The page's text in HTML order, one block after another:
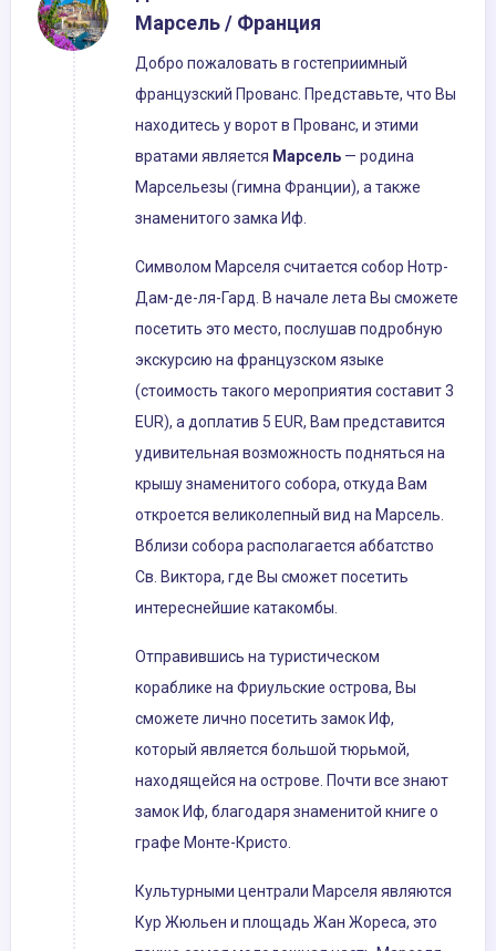
Марсель / Франция
Добро пожаловать в гостеприимный
французский Прованс. Представьте, что Вы
находитесь у ворот в Прованс, и этими
вратами является Марсель — родина
Марсельезы (гимна Франции), а также
знаменитого замка Иф.
Символом Марселя считается собор Нотр-
Дам-де-ля-Гард. В начале лета Вы сможете
посетить это место, послушав подробную
экскурсию на французском языке
(стоимость такого мероприятия составит 3
EUR), а доплатив 5 EUR, Вам представится
удивительная возможность подняться на
крышу знаменитого собора, откуда Вам
откроется великолепный вид на Марсель.
Вблизи собора располагается аббатство
Св. Виктора, где Вы сможет посетить
интереснейшие катакомбы.
Отправившись на туристическом
кораблике на Фриульские острова, Вы
сможете лично посетить замок Иф,
который является большой тюрьмой,
находящейся на острове. Почти все знают
замок Иф, благодаря знаменитой книге о
графе Монте-Кристо.
Культурными централи Марселя являются
Кур Жюльен и площадь Жан Жореса, это